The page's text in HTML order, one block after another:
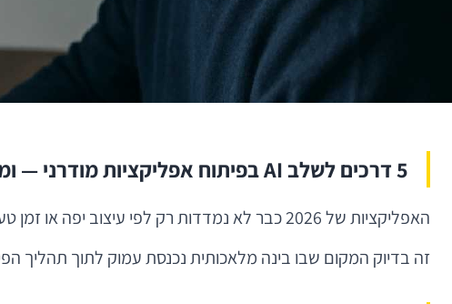
5 דרכים לשלב AI בפיתוח אפליקציות מודרני — ומה זה עושה למוצר עצמו
האפליקציות של 2026 כבר לא נמדדות רק לפי עיצוב יפה או זמן טעינה מהיר. תכלס, המשתמשים מצפים שהמוצר יבין אותם, יקדים אותם, וישמור עליהם — כמעט בלי שירגישו.
זה בדיוק המקום שבו בינה מלאכותית נכנסת עמוק לתוך תהליך